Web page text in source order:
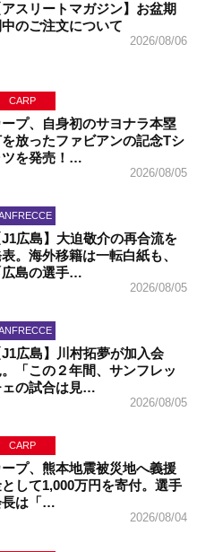
アスリートマガジン】お盆期
中のご注文について
2026/08/06
CARP
ープ、自身初のサヨナラ本塁
放ったファビアンの記念Tシ
ツを発売！…
2026/08/05
J1広島】大迫敬介の再合流を
。海外移籍は一転白紙も、
広島の選手…
2026/08/05
J1広島】川村拓夢が加入会
。「この２年間、サンフレッ
の試合は見…
2026/08/05
CARP
ープ、熊本地震被災地へ義援
して1,000万円を寄付。選手
長は「…
2026/08/04